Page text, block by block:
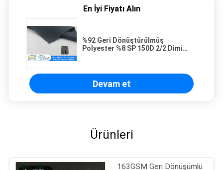
En İyi Fiyatı Alın
%92 Geri Dönüştürülmüş
Polyester %8 SP 150D 2/2 Dimi
Devam et
Ürünleri
163GSM Geri Dönüşümlü